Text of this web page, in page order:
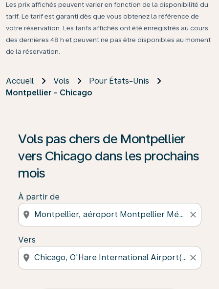
Les prix affichés peuvent varier en fonction de la disponibilité du
tarif. Le tarif est garanti dès que vous obtenez la référence de
votre réservation. Les tarifs affichés ont été enregistrés au cours
des dernières 48 h et peuvent ne pas être disponibles au moment
de la réservation.
Accueil Vols
Pour États-Unis
Montpellier - Chicago
Vols pas chers de Montpellier
vers Chicago dans les prochains
mois
À partir de
location_on close
Vers
location_on close